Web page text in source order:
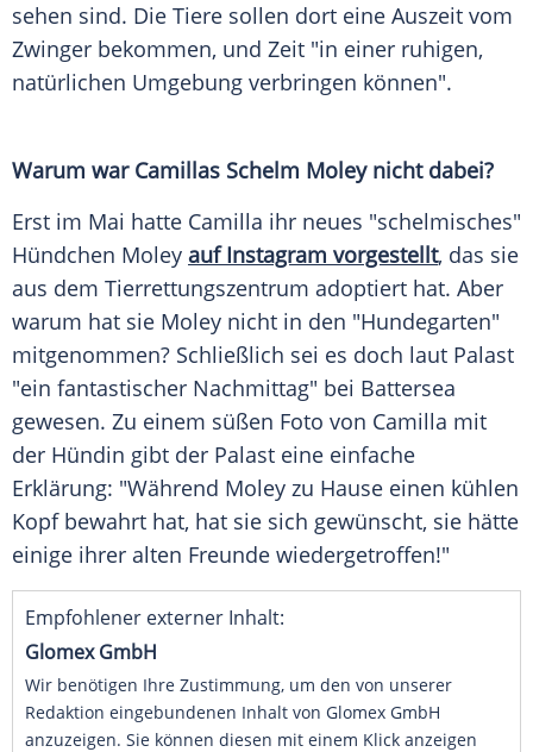
sehen sind. Die Tiere sollen dort eine Auszeit vom
Zwinger bekommen, und Zeit "in einer ruhigen,
natürlichen Umgebung verbringen können".
Warum war Camillas Schelm Moley nicht dabei?
Erst im Mai hatte Camilla ihr neues "schelmisches"
Hündchen Moley aufInstagram vorgestellt, das sie
aus dem Tierrettungszentrum adoptiert hat. Aber
warum hat sie Moley nicht in den "Hundegarten"
mitgenommen? Schließlich sei es doch laut Palast
"ein fantastischer Nachmittag" bei Battersea
gewesen. Zu einem süßen Foto von Camilla mit
der Hündin gibt der Palast eine einfache
Erklärung: "Während Moley zu Hause einen kühlen
Kopf bewahrt hat, hat sie sich gewünscht, sie hätte
einige ihrer alten Freunde wiedergetroffen!"
Empfohlener externer Inhalt:
Glomex GmbH
Wir benötigen Ihre Zustimmung, um den von unserer
Redaktion eingebundenen Inhalt von Glomex GmbH
anzuzeigen. Sie können diesen mit einem Klick anzeigen